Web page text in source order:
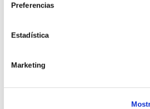
Preferencias
Estadística
Marketing